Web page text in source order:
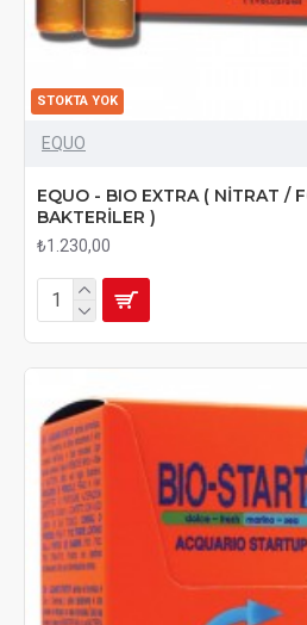
STOKTA YOK
EQUO
EQUO - BIO EXTRA ( NİTRAT /
BAKTERİLER )
₺1.230,00